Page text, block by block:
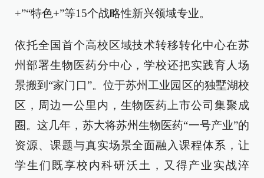
+”“特色+”等15个战略性新兴领域专业。
依托全国首个高校区域技术转移转化中心在苏
州部署生物医药分中心，学校还把实践育人场
景搬到“家门口”。位于苏州工业园区的独墅湖校
区，周边一公里内，生物医药上市公司集聚成
圈。这几年，苏大将苏州生物医药“一号产业”的
资源、课题与真实场景全面融入课程体系，让
学生们既享校内科研沃土，又得产业实战淬